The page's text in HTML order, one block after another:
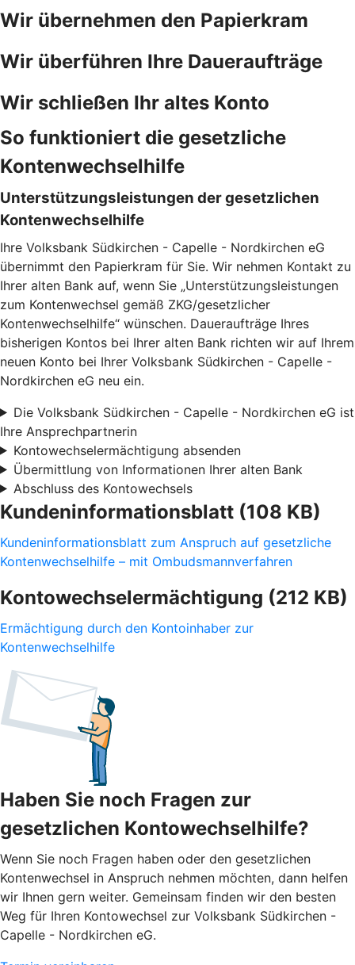
Wir übernehmen den Papierkram
Wir überführen Ihre Daueraufträge
Wir schließen Ihr altes Konto
So funktioniert die gesetzliche
Kontenwechselhilfe
Unterstützungsleistungen der gesetzlichen
Kontenwechselhilfe
Ihre Volksbank Südkirchen - Capelle - Nordkirchen eG
übernimmt den Papierkram für Sie. Wir nehmen Kontakt zu
Ihrer alten Bank auf, wenn Sie „Unterstützungsleistungen
zum Kontenwechsel gemäß ZKG/gesetzlicher
Kontenwechselhilfe“ wünschen. Daueraufträge Ihres
bisherigen Kontos bei Ihrer alten Bank richten wir auf Ihrem
neuen Konto bei Ihrer Volksbank Südkirchen - Capelle -
Nordkirchen eG neu ein.
Die Volksbank Südkirchen - Capelle - Nordkirchen eG ist
Ihre Ansprechpartnerin
Kontowechselermächtigung absenden
Übermittlung von Informationen Ihrer alten Bank
Abschluss des Kontowechsels
Kundeninformationsblatt (108 KB)
Kundeninformationsblatt zum Anspruch auf gesetzliche
Kontenwechselhilfe – mit Ombudsmannverfahren
Kontowechselermächtigung (212 KB)
Ermächtigung durch den Kontoinhaber zur
Kontenwechselhilfe
Haben Sie noch Fragen zur
gesetzlichen Kontowechselhilfe?
Wenn Sie noch Fragen haben oder den gesetzlichen
Kontenwechsel in Anspruch nehmen möchten, dann helfen
wir Ihnen gern weiter. Gemeinsam finden wir den besten
Weg für Ihren Kontowechsel zur Volksbank Südkirchen -
Capelle - Nordkirchen eG.